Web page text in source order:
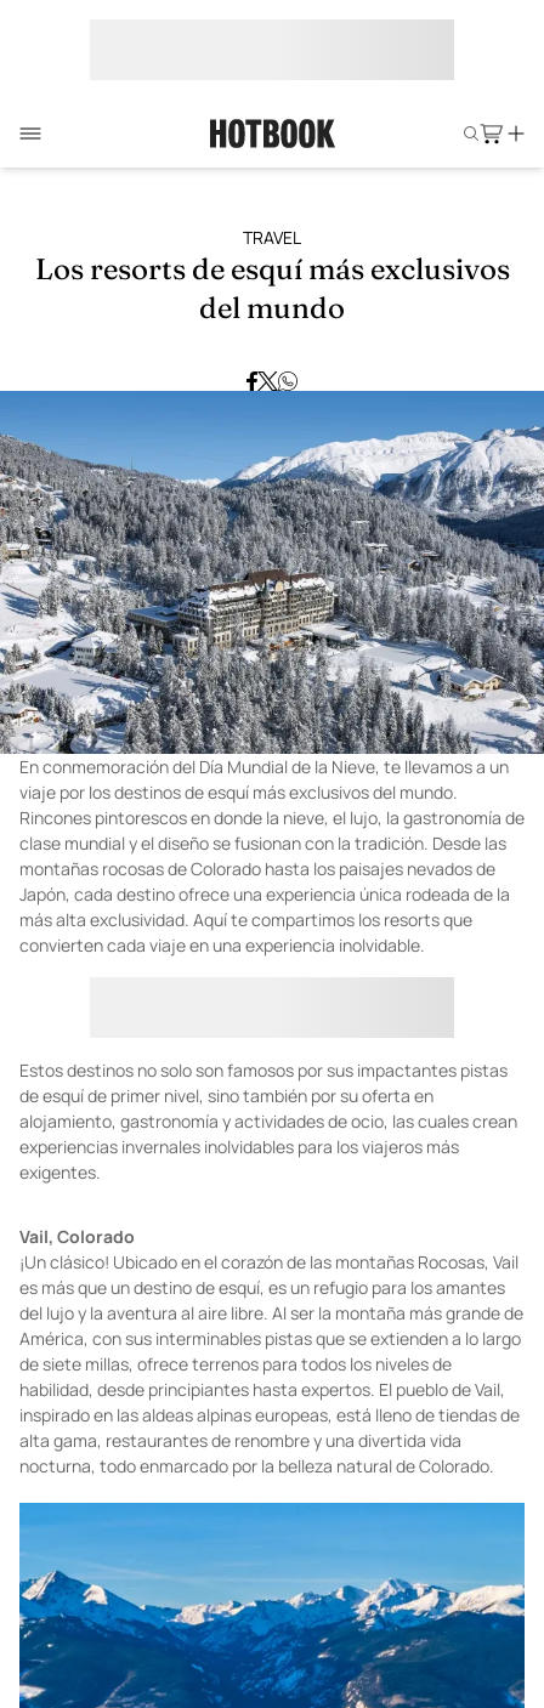
TRAVEL
Los resorts de esquí más exclusivos
del mundo
En conmemoración del Día Mundial de la Nieve, te llevamos a un
viaje por los destinos de esquí más exclusivos del mundo.
Rincones pintorescos en donde la nieve, el lujo, la gastronomía de
clase mundial y el diseño se fusionan con la tradición. Desde las
montañas rocosas de Colorado hasta los paisajes nevados de
Japón, cada destino ofrece una experiencia única rodeada de la
más alta exclusividad. Aquí te compartimos los resorts que
convierten cada viaje en una experiencia inolvidable.
Estos destinos no solo son famosos por sus impactantes pistas
de esquí de primer nivel, sino también por su oferta en
alojamiento, gastronomía y actividades de ocio, las cuales crean
experiencias invernales inolvidables para los viajeros más
exigentes.
Vail, Colorado
¡Un clásico! Ubicado en el corazón de las montañas Rocosas, Vail
es más que un destino de esquí, es un refugio para los amantes
del lujo y la aventura al aire libre. Al ser la montaña más grande de
América, con sus interminables pistas que se extienden a lo largo
de siete millas, ofrece terrenos para todos los niveles de
habilidad, desde principiantes hasta expertos. El pueblo de Vail,
inspirado en las aldeas alpinas europeas, está lleno de tiendas de
alta gama, restaurantes de renombre y una divertida vida
nocturna, todo enmarcado por la belleza natural de Colorado.